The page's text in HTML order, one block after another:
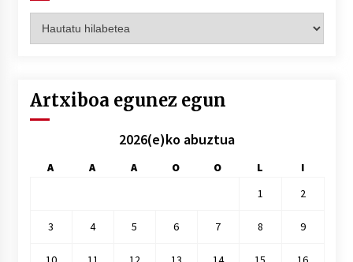
hilez
Artxiboa egunez egun
2026(e)ko abuztua
A A A O O L
I
1
2
3 4 5 6 7 8 9